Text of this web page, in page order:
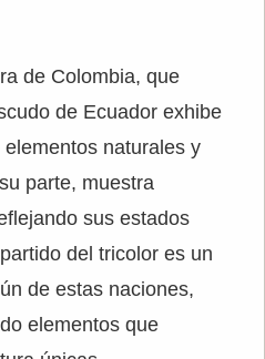
de Colombia, que
de Ecuador exhibe
naturales y
parte, muestra
sus estados
del tricolor es un
de estas naciones,
elementos que